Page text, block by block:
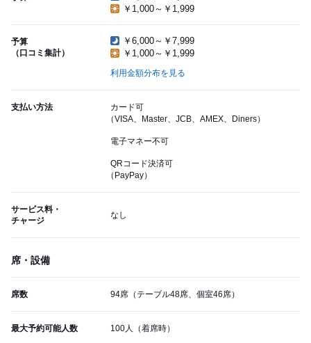
￥1,000～￥1,999
予算
（口コミ集計）
￥6,000～￥7,999
￥1,000～￥1,999
利用金額分布を見る
支払い方法
カード可
（VISA、Master、JCB、AMEX、Diners）
電子マネー不可
QRコード決済可
（PayPay）
サービス料・
チャージ
なし
席・設備
席数 94席（テーブル48席、個室46席）
最大予約可能人数 100人（着席時）